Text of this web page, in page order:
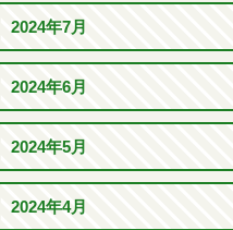
2024年7月
2024年6月
2024年5月
2024年4月